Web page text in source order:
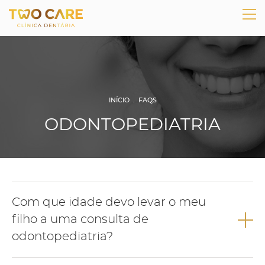
INÍCIO. FAQS
ODONTOPEDIATRIA
Com que idade devo levar o meu
filho a uma consulta de
odontopediatria?